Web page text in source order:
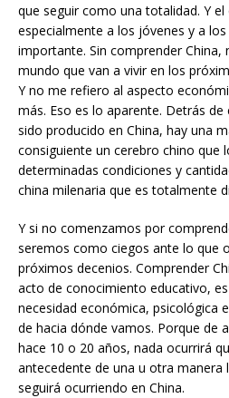
que seguir como una totalidad. Y
especialmente a los jóvenes y a
importante. Sin comprender
mundo que van a vivir en los
Y no me refiero al aspecto
más. Eso es lo aparente. Detrás
sido producido en China, hay una
consiguiente un cerebro chino que
determinadas condiciones y
china milenaria que es totalmente
Y si no comenzamos por
seremos como ciegos ante lo que
próximos decenios. Comprender
acto de conocimiento educativo,
necesidad económica, psicológica
de hacia dónde vamos. Porque de
hace 10 o 20 años, nada ocurrirá
antecedente de una u otra manera
seguirá ocurriendo en China.